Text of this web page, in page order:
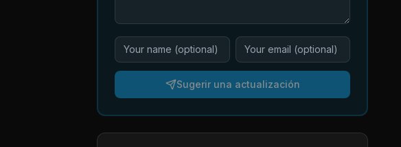
Sugerir una actualización